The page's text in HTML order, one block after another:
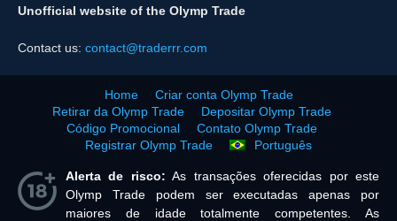
Unofficial website of the Olymp Trade
Contact us: contact@traderrr.com
Home
Criar conta Olymp Trade
Retirar da Olymp Trade
Depositar Olymp Trade
Código Promocional
Contato Olymp Trade
Registrar Olymp Trade
Português
Alerta de risco: As transações oferecidas por este
Olymp Trade podem ser executadas apenas por
maiores de idade totalmente competentes. As